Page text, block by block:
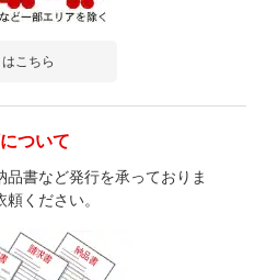
こちら
ついて
書など発行を承っておりま
ください。